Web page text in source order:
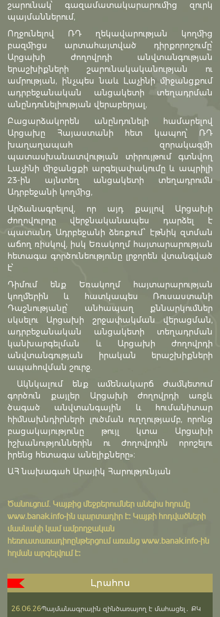
շարունակ՝ գազամատակարարումից զուրկ
պայմաններում,
Ողջունելով ՌԴ ղեկավարության կողմից
բազմիցս արտահայտված դիրքորոշումը՝
Արցախի ժողովրդի անվտանգության
երաշխիքների շարունակականության ու
ամրության, ինչպես նաև Լաչինի միջանցքում
ադրբեջանական անցակետի տեղադրման
անընդունելիության վերաբերյալ,
Բացարձակորեն անընդունելի համարելով
Արցախը Հայաստանի հետ կապող՝ ՌԴ
խաղաղապահ զորակազմի
պատասխանատվության տիրույթում գտնվող
Լաչինի միջանցքի արգելափակումը և ապրիլի
23-ին այնտեղ անցակետի տեղադրումն
Ադրբեջանի կողմից,
Արձանագրելով, որ այդ քայլով Արցախի
ժողովուրդը վերջնականապես դարձել է
պատանդ Ադրբեջանի ձեռքում՝ էթնիկ զտման
աճող ռիսկով, իսկ Եռակողմ հայտարարության
հետագա գործունեությունը լրջորեն վտանգված
է՝
Դիմում ենք Եռակողմ հայտարարության
կողմերին և հատկապես Ռուսաստանի
Դաշնությանը՝ անհապաղ քննարկումներ
սկսելու Արցախի շրջափակման վերացման,
ադրբեջանական անցակետի տեղադրման
կանխարգելման և Արցախի ժողովրդի
անվտանգության իրական երաշխիքների
ապահովման շուրջ.
Ակնկալում ենք ամենակարճ ժամկետում
գործուն քայլեր Արցախի ժողովրդի առջև
ծագած անվտանգային և հումանիտար
հիմնախնդիրների լուծման ուղղությամբ, որոնց
բացակայությունը թույլ կտա Արցախի
իշխանություններին ու ժողովրդին որոշելու
իրենց հետագա անելիքները»։
ԱՀ նախագահ Արայիկ Հարությունյան
Ծանուցում․ Կայքից մեջբերումներ անելիս հղումը
www.banak.info-ին պարտադիր է: Կայքի հոդվածների
մասնակի կամ ամբողջական
հեռուստառադիոընթերցում առանց www.banak.info-ին
հղման արգելվում է:
Լրահոս
26.06.26Պայմանագրային զինծառայող է մահացել․ ՔԿ